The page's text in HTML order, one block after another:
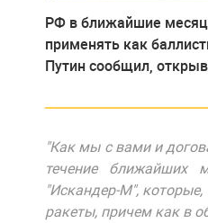
РФ в ближайшие
применять как
Путин сообщил,
"Как мы с вами и
течение ближайших
"Искандер-М",
ракеты, причем как в